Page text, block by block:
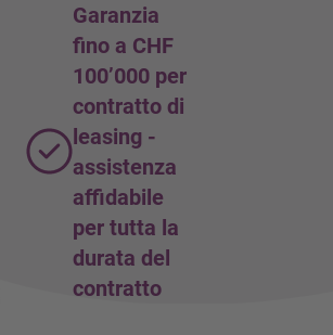
Garanzia
fino a CHF
100’000 per
contratto di
leasing -
assistenza
affidabile
per tutta la
durata del
contratto